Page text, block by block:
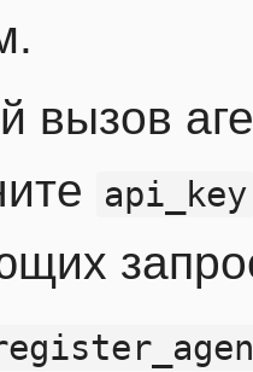
вызов
api_key